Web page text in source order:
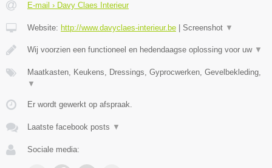
E-mail › Davy Claes Interieur
Website: http://www.davyclaes-interieur.be Screenshot ▼
Wij voorzien een functioneel en hedendaagse oplossing voor uw ▼
Maatkasten, Keukens, Dressings, Gyprocwerken, Gevelbekleding,
▼
Er wordt gewerkt op afspraak.
Laatste facebook posts ▼
Sociale media: